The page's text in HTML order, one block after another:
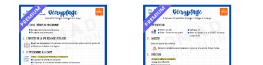
PREMIUM PREMIUM